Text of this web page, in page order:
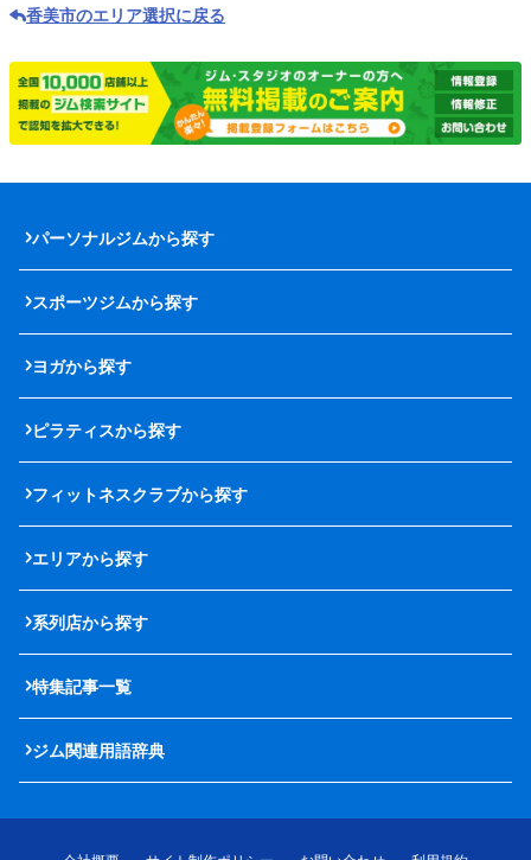
香美市のエリア選択に戻る
パーソナルジムから探す
スポーツジムから探す
ヨガから探す
ピラティスから探す
フィットネスクラブから探す
エリアから探す
系列店から探す
特集記事一覧
ジム関連用語辞典